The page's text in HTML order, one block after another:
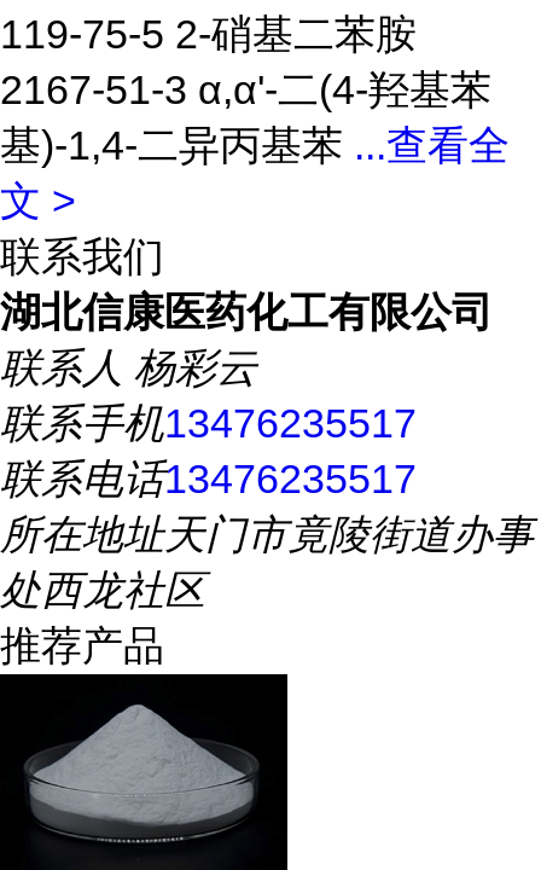
119-75-5 2-硝基二苯胺
2167-51-3 α,α'-二(4-羟基苯
基)-1,4-二异丙基苯 ...查看全
文 >
联系我们
湖北信康医药化工有限公司
联系人 杨彩云
联系手机13476235517
联系电话13476235517
所在地址天门市竟陵街道办事
处西龙社区
推荐产品